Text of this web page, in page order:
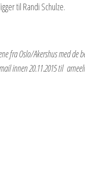
til Randi Schulze.
fra Oslo/Akershus med de
innen 20.11.2015til